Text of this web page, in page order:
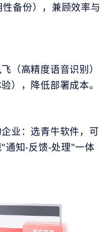
备份），兼顾效率与
（高精度语音识别）
），降低部署成本。
业：选青牛软件，可
通知-反馈-处理"一体